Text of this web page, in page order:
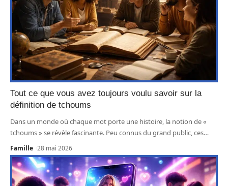
Tout ce que vous avez toujours voulu savoir sur la
définition de tchoums
Dans un monde où chaque mot porte une histoire, la notion de «
tchoums » se révèle fascinante. Peu connus du grand public, ces…
Famille 28 mai 2026